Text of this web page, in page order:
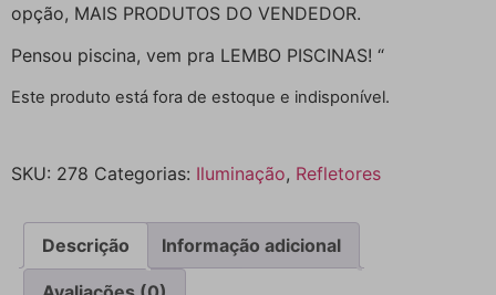
opção, MAIS PRODUTOS DO VENDEDOR.
Pensou piscina, vem pra LEMBO PISCINAS! “
Este produto está fora de estoque e indisponível.
SKU: 278 Categorias: Iluminação, Refletores
Descrição Informação adicional